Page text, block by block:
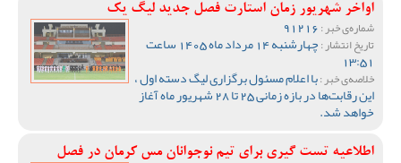
اواخر شهریور زمان استارت فصل جدید لیگ یک
شماره‌ی خبر :
تاریخ انتشار : چهارشنبه 14 مرداد ماه 1405 ساعت
13:51
خلاصه‌ی خبر :با اعلام مسئول برگزاری لیگ دسته اول ،
این رقابت‌ها در بازه زمانی 25 تا 28 شهریور ماه آغاز
خواهد شد.
اطلاعیه تست گیری برای تیم نوجوانان مس کرمان در فصل